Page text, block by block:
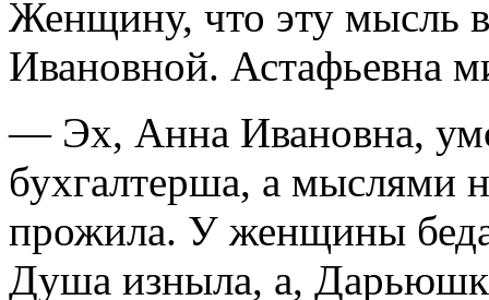
Женщину, что эту мысль
Ивановной. Астафьевна
— Эх, Анна Ивановна,
бухгалтерша, а мыслями
прожила. У женщины
Душа изныла, а,